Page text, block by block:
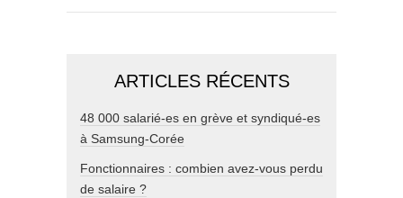
ARTICLES RÉCENTS
48 000 salarié-es en grève et syndiqué-es
à Samsung-Corée
Fonctionnaires : combien avez-vous perdu
de salaire ?